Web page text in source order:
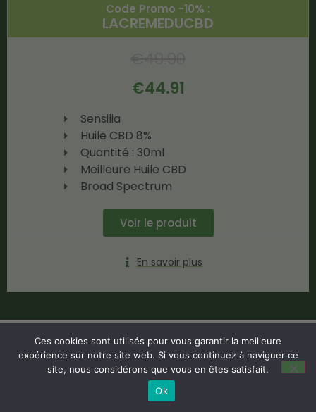
Code Promo -10% :
LACREMEDUCBD
€44.91
Sensilia
Huile CBD 8%
Quantité : 30ml
Meilleure Huile CBD
Broad Spectrum
Voir le produit
En savoir plus
Ces cookies sont utilisés pour vous garantir la meilleure
expérience sur notre site web. Si vous continuez à naviguer ce
site, nous considérons que vous en êtes satisfait.
Ok